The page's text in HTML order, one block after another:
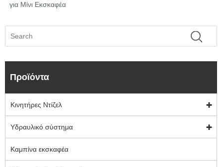
για Μίνι Εκσκαφέα
Προϊόντα
Κινητήρες Ντίζελ
Υδραυλικό σύστημα
Καμπίνα εκσκαφέα